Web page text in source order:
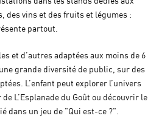
des vins et des fruits et légumes :
partout.
et d’autres adaptées aux moins de 6
grande diversité de public, sur des
L’enfant peut explorer l’univers
L’Esplanade du Goût ou découvrir le
dans un jeu de "Qui est-ce ?".